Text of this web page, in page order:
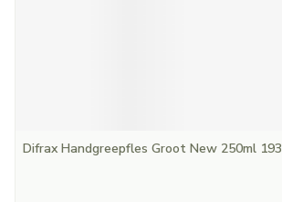
Difrax Handgreepfles Groot New 250ml 193